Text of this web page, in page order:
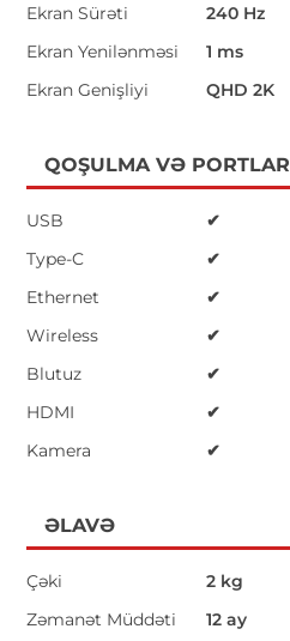
Ekran Sürəti
240 Hz
Ekran Yenilənməsi
1 ms
Ekran Genişliyi
QHD 2K
QOŞULMA VƏ PORTLAR
USB
✔
Type-C
✔
Ethernet
✔
Wireless
✔
Blutuz
✔
HDMI
✔
Kamera
✔
ƏLAVƏ
Çəki
2 kg
Zəmanət Müddəti
12 ay